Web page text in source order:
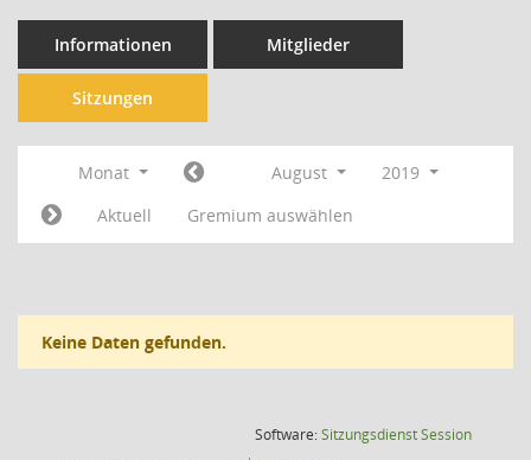
Informationen Mitglieder
Sitzungen
Monat August
2019
Aktuell
Gremium auswählen
Keine Daten gefunden.
Software:SitzungsdienstSession(Wird in